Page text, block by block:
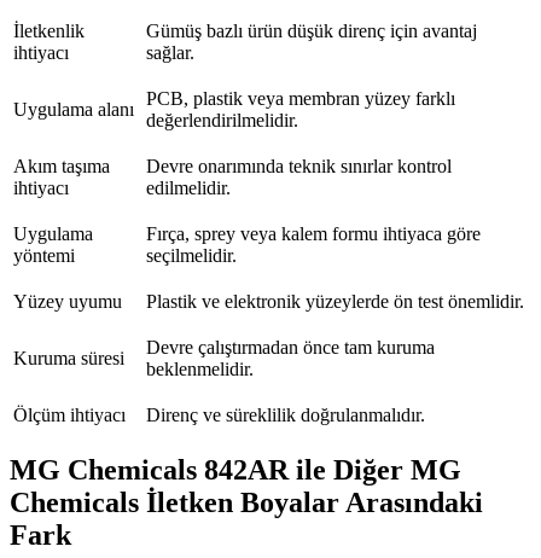
İletkenlik
ihtiyacı
Gümüş bazlı ürün düşük direnç için avantaj
sağlar.
Uygulama alanı
PCB, plastik veya membran yüzey farklı
değerlendirilmelidir.
Akım taşıma
ihtiyacı
Devre onarımında teknik sınırlar kontrol
edilmelidir.
Uygulama
yöntemi
Fırça, sprey veya kalem formu ihtiyaca göre
seçilmelidir.
Yüzey uyumu Plastik ve elektronik yüzeylerde ön test önemlidir.
Kuruma süresi
Devre çalıştırmadan önce tam kuruma
beklenmelidir.
Ölçüm ihtiyacı Direnç ve süreklilik doğrulanmalıdır.
MG Chemicals 842AR ile Diğer MG
Chemicals İletken Boyalar Arasındaki
Fark